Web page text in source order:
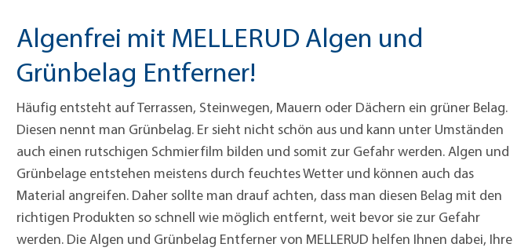
Algenfrei mit MELLERUD Algen und
Grünbelag Entferner!
Häufig entsteht auf Terrassen, Steinwegen, Mauern oder Dächern ein grüner Belag.
Diesen nennt man Grünbelag. Er sieht nicht schön aus und kann unter Umständen
auch einen rutschigen Schmierfilm bilden und somit zur Gefahr werden. Algen und
Grünbelage entstehen meistens durch feuchtes Wetter und können auch das
Material angreifen. Daher sollte man drauf achten, dass man diesen Belag mit den
richtigen Produkten so schnell wie möglich entfernt, weit bevor sie zur Gefahr
werden. Die Algen und Grünbelag Entferner von MELLERUD helfen Ihnen dabei, Ihre